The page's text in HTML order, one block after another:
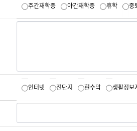
주간재학중 야간재학중 휴학 중
인터넷 전단지 현수막 생활정보